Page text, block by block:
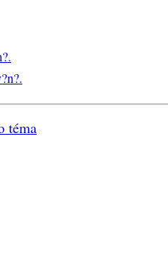
téma